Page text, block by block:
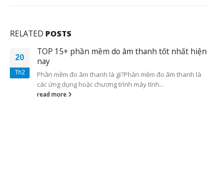
RELATED POSTS
20
Th2
TOP 15+ phần mềm do âm thanh tốt nhất hiện
nay
Phần mềm đo âm thanh là gì?Phần mềm đo âm thanh là
các ứng dụng hoặc chương trình máy tính...
read more